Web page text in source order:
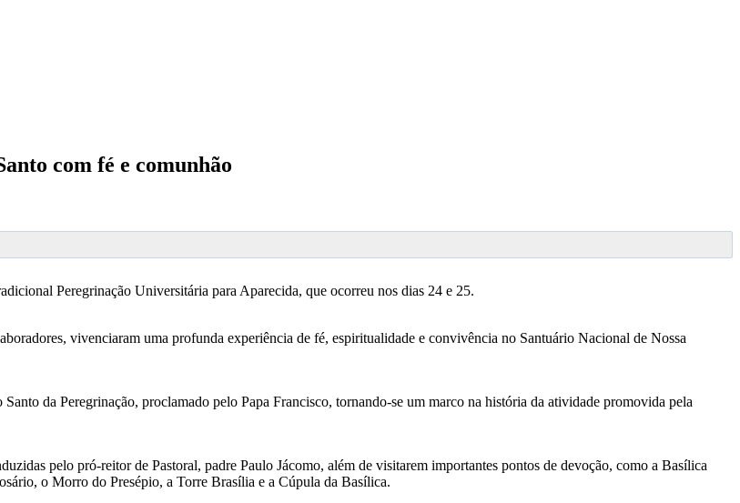
com fé e comunhão
Peregrinação Universitária para Aparecida, que ocorreu nos dias 24 e 25.
vivenciaram uma profunda experiência de fé, espiritualidade e convivência no Santuário Nacional de Nossa
da Peregrinação, proclamado pelo Papa Francisco, tornando-se um marco na história da atividade promovida pela
pelo pró-reitor de Pastoral, padre Paulo Jácomo, além de visitarem importantes pontos de devoção, como a Basílica
o Morro do Presépio, a Torre Brasília e a Cúpula da Basílica.